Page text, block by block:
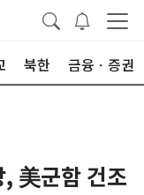
북한 금융ㆍ증권
, 美군함 건조